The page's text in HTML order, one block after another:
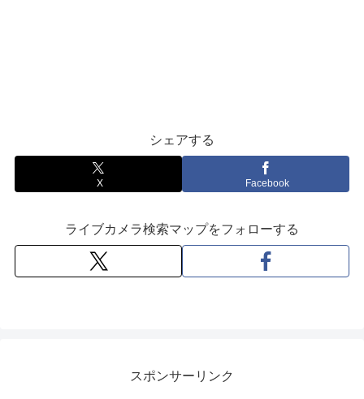
シェアする
X Facebook
ライブカメラ検索マップをフォローする
スポンサーリンク